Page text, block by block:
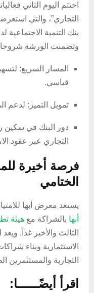
اختتم اليوم الثاني
التجاري”، والتي
بنك التنمية
وتضمنت الورشة
المسار السريع:
قياسي.
تمويل التميز: لدعم
دور البنك في تمكين
التجاري عبر عقود
فرصة أخيرة
الختامي
يستعد معرض أبها للامتياز التجاري
أبها بالشراكة مع هيئة
الثالث والأخير غداً.
الاستثمارية وبناء
التجارية والمستثمرين
اقرأ أيضًــــــا: